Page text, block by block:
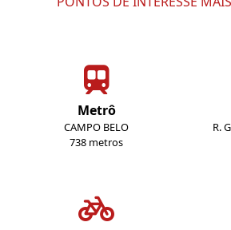
Metrô
CAMPO BELO
738 metros
R.